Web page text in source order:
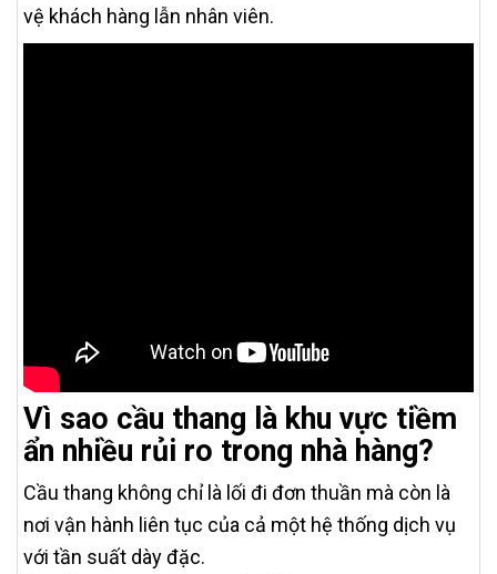
vệ khách hàng lẫn nhân viên.
Vì sao cầu thang là khu vực tiềm
ẩn nhiều rủi ro trong nhà hàng?
Cầu thang không chỉ là lối đi đơn thuần mà còn là
nơi vận hành liên tục của cả một hệ thống dịch vụ
với tần suất dày đặc.